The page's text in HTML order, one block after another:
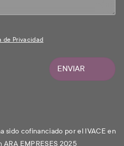
de Privacidad
ENVIAR
sido cofinanciado por el IVACE en
ARA EMPRESES 2025